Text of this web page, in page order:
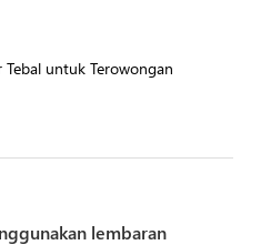
untuk Terowongan
lembaran